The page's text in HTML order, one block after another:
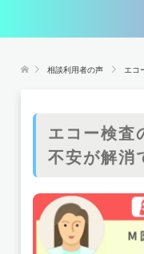
相談利用者の声 エコ
エコー検査
不安が解消